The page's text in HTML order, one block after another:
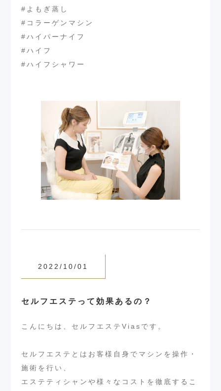
#よもぎ蒸し
#コラーゲンマシン
#ハイパーナイフ
#ハイフ
#ハイフシャワー
2022/10/01
セルフエステって効果あるの？
こんにちは、セルフエステViasです。
セルフエステとはお客様自身でマシンを操作・
施術を行い、
エステティシャンや様々なコストを徹底するこ